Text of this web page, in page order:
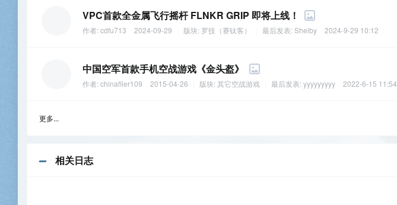
VPC首款全金属飞行摇杆 FLNKR GRIP 即将上线！
作者:cdfu713 2024-09-29 版块: 罗技（赛钛客） 最后发表:Shelby 2024-9-29 10:12
中国空军首款手机空战游戏《金头盔》
作者:chinaflier109 2015-04-26 版块:其它空战游戏 最后发表:yyyyyyyyy 2022-6-15 11:54
更多...
相关日志